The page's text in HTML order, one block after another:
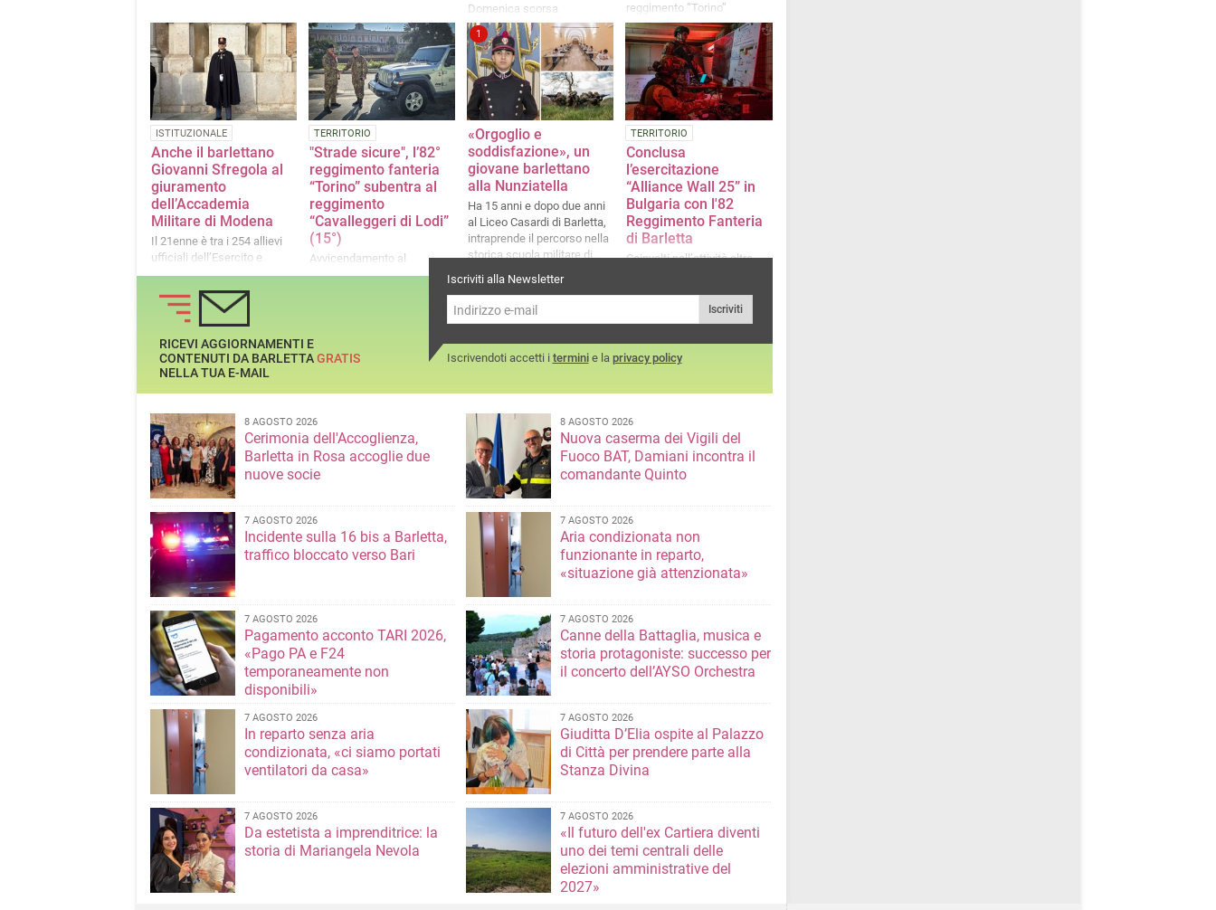
Domenica scorsa
l'appuntamento con
Sicurezza on the Road
reggimento “Torino”
formazione e promozione
ISTITUZIONALE
Anche il barlettano
Giovanni Sfregola al
giuramento
dell’Accademia
Militare di Modena
Il 21enne è tra i 254 allievi
ufficiali dell’Esercito e
dell’Arma
TERRITORIO
"Strade sicure", l’82°
reggimento fanteria
“Torino” subentra al
reggimento
“Cavalleggeri di Lodi”
(15°)
Avvicendamento al
Comando del
1
«Orgoglio e
soddisfazione», un
giovane barlettano
alla Nunziatella
Ha 15 anni e dopo due anni
al Liceo Casardi di Barletta,
intraprende il percorso nella
storica scuola militare di
Napoli fondata nel 1787
TERRITORIO
Conclusa
l’esercitazione
“Alliance Wall 25” in
Bulgaria con l'82
Reggimento Fanteria
di Barletta
Coinvolti nell’attività oltre
Iscriviti alla Newsletter
Iscriviti
Iscrivendoti accetti i terminie la privacy policy
RICEVI AGGIORNAMENTI E
CONTENUTI DA BARLETTAGRATIS
NELLA TUA E-MAIL
8 AGOSTO 2026
Cerimonia dell'Accoglienza,
Barletta in Rosa accoglie due
nuove socie
8 AGOSTO 2026
Nuova caserma dei Vigili del
Fuoco BAT, Damiani incontra il
comandante Quinto
7 AGOSTO 2026
Incidente sulla 16 bis a Barletta,
traffico bloccato verso Bari
7 AGOSTO 2026
Aria condizionata non
funzionante in reparto,
«situazione già attenzionata»
7 AGOSTO 2026
Pagamento acconto TARI 2026,
«Pago PA e F24
temporaneamente non
disponibili»
7 AGOSTO 2026
Canne della Battaglia, musica e
storia protagoniste: successo per
il concerto dell’AYSO Orchestra
7 AGOSTO 2026
In reparto senza aria
condizionata, «ci siamo portati
ventilatori da casa»
7 AGOSTO 2026
Giuditta D’Elia ospite al Palazzo
di Città per prendere parte alla
Stanza Divina
7 AGOSTO 2026
Da estetista a imprenditrice: la
storia di Mariangela Nevola
7 AGOSTO 2026
«Il futuro dell'ex Cartiera diventi
uno dei temi centrali delle
elezioni amministrative del
2027»